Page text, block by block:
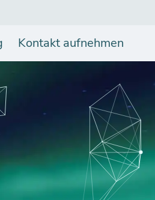
Kontakt aufnehmen